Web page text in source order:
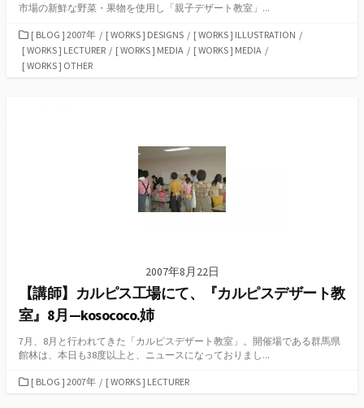
市場の新鮮な野菜・果物を使用し「親子デザート教室」...
カ
テ
ゴ
[ BLOG ] 2007年 / [ WORKS ] DESIGNS / [ WORKS ] ILLUSTRATION /
[ WORKS ] LECTURER / [ WORKS ] MEDIA / [ WORKS ] MEDIA /
[ WORKS ] OTHER
2007年8月22日
【講師】カルピス工場にて、『カルピスデザート教
室』8月—kosococo.姉
7月、8月と行われてきた「カルピスデザート教室」。開催場である群馬県
館林は、本日も38度以上と、ニュースになっておりまし...
カ[ BLOG ] 2007年 / [ WORKS ] LECTURER